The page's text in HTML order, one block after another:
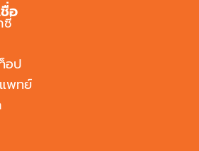
อ
ซี่
อป
พทย์